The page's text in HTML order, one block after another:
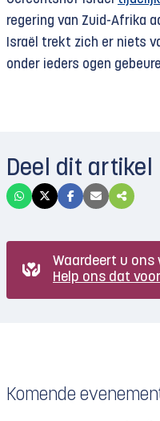
regering van Zuid-Afrika
Israël trekt zich er niets
onder ieders ogen
Deel dit artikel
Waardeert u ons
Help ons dat
Komende